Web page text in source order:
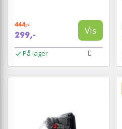
444,-
299,- Vis
På lager